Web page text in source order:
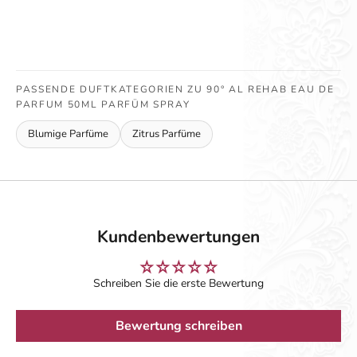
PASSENDE DUFTKATEGORIEN ZU 90° AL REHAB EAU DE
PARFUM 50ML PARFÜM SPRAY
Blumige Parfüme Zitrus Parfüme
Kundenbewertungen
Schreiben Sie die erste Bewertung
Bewertung schreiben